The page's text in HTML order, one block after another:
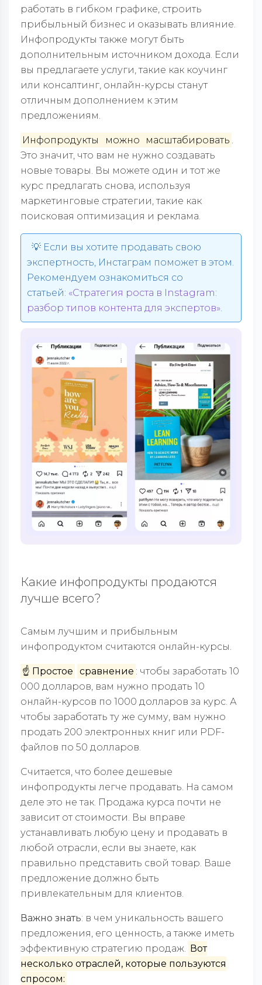
работать в гибком графике, строить
прибыльный бизнес и оказывать влияние.
Инфопродукты также могут быть
дополнительным источником дохода. Если
вы предлагаете услуги, такие как коучинг
или консалтинг, онлайн-курсы станут
отличным дополнением к этим
предложениям.
Инфопродукты можно масштабировать .
Это значит, что вам не нужно создавать
новые товары. Вы можете один и тот же
курс предлагать снова, используя
маркетинговые стратегии, такие как
поисковая оптимизация и реклама.
💡 Если вы хотите продавать свою
экспертность, Инстаграм поможет в этом.
Рекомендуем ознакомиться со
статьей: «Стратегия роста в Instagram:
разбор типов контента для экспертов».
Какие инфопродукты продаются
лучше всего?
Самым лучшим и прибыльным
инфопродуктом считаются онлайн-курсы.
☝️ Простое сравнение : чтобы заработать 10
000 долларов, вам нужно продать 10
онлайн-курсов по 1000 долларов за курс. А
чтобы заработать ту же сумму, вам нужно
продать 200 электронных книг или PDF-
файлов по 50 долларов.
Считается, что более дешевые
инфопродукты легче продавать. На самом
деле это не так. Продажа курса почти не
зависит от стоимости. Вы вправе
устанавливать любую цену и продавать в
любой отрасли, если вы знаете, как
правильно представить свой товар. Ваше
предложение должно быть
привлекательным для клиентов.
Важно знать: в чем уникальность вашего
предложения, его ценность, а также иметь
эффективную стратегию продаж.
Вот
несколько отраслей, которые пользуются
спросом: